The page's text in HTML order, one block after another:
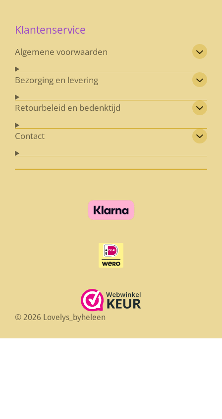
Klantenservice
Algemene voorwaarden
Bezorging en levering
Retourbeleid en bedenktijd
Contact
© 2026 Lovelys_byheleen